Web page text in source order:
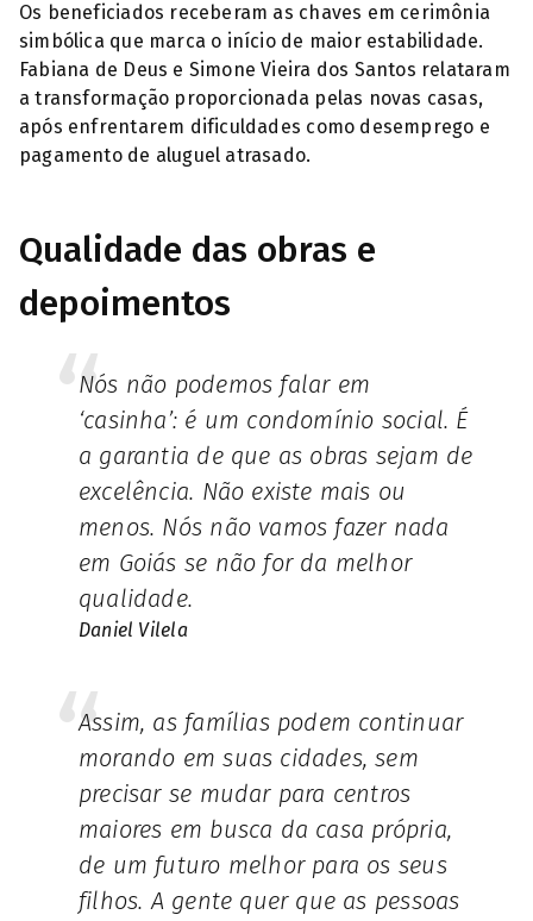
Os beneficiados receberam as chaves em cerimônia
simbólica que marca o início de maior estabilidade.
Fabiana de Deus e Simone Vieira dos Santos relataram
a transformação proporcionada pelas novas casas,
após enfrentarem dificuldades como desemprego e
pagamento de aluguel atrasado.
Qualidade das obras e
depoimentos
Nós não podemos falar em
‘casinha’: é um condomínio social. É
a garantia de que as obras sejam de
excelência. Não existe mais ou
menos. Nós não vamos fazer nada
em Goiás se não for da melhor
qualidade.
Daniel Vilela
Assim, as famílias podem continuar
morando em suas cidades, sem
precisar se mudar para centros
maiores em busca da casa própria,
de um futuro melhor para os seus
filhos. A gente quer que as pessoas